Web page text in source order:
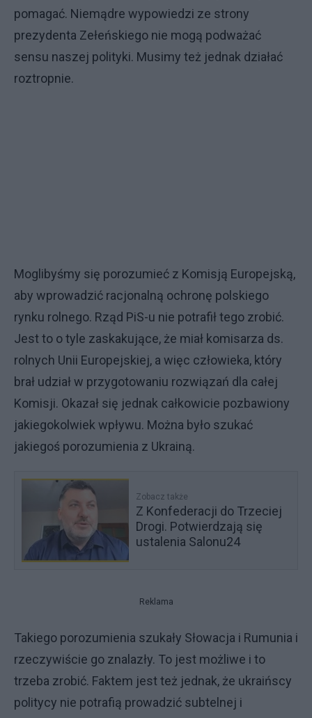
pomagać. Niemądre wypowiedzi ze strony
prezydenta Zełeńskiego nie mogą podważać
sensu naszej polityki. Musimy też jednak działać
roztropnie.
Moglibyśmy się porozumieć z Komisją Europejską,
aby wprowadzić racjonalną ochronę polskiego
rynku rolnego. Rząd PiS-u nie potrafił tego zrobić.
Jest to o tyle zaskakujące, że miał komisarza ds.
rolnych Unii Europejskiej, a więc człowieka, który
brał udział w przygotowaniu rozwiązań dla całej
Komisji. Okazał się jednak całkowicie pozbawiony
jakiegokolwiek wpływu. Można było szukać
jakiegoś porozumienia z Ukrainą.
Zobacz także
Z Konfederacji do Trzeciej
Drogi. Potwierdzają się
ustalenia Salonu24
Reklama
Takiego porozumienia szukały Słowacja i Rumunia i
rzeczywiście go znalazły. To jest możliwe i to
trzeba zrobić. Faktem jest też jednak, że ukraińscy
politycy nie potrafią prowadzić subtelnej i